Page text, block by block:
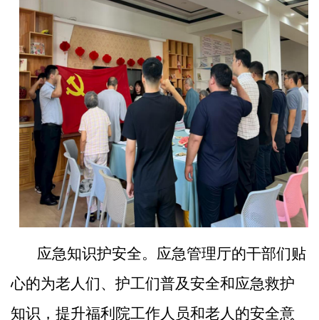
应急知识护安全。应急管理厅的干部们贴
心的为老人们、护工们普及安全和应急救护
知识，提升福利院工作人员和老人的安全意